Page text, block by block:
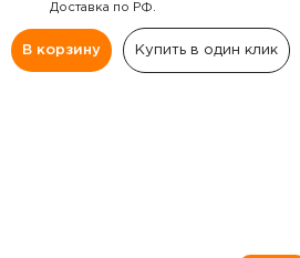
Доставка по РФ.
В корзину Купить в один клик